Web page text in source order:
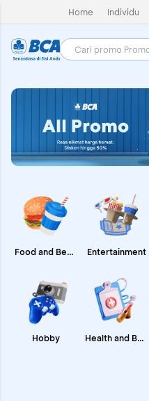
Home Individu
Food and Beverages
Hobby
Entertainment
Health and Beauty